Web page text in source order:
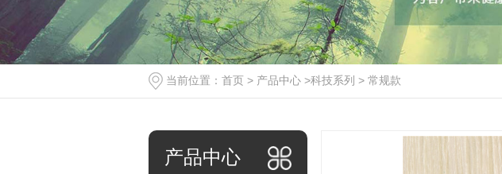
当前位置： 首页 > 产品中心 >科技系列 > 常规款
产品中心